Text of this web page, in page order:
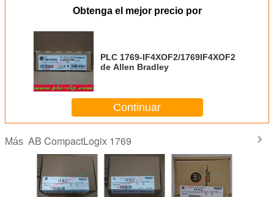
Obtenga el mejor precio por
PLC 1769-IF4XOF2/1769IF4XOF2
de Allen Bradley
Continuar
Más AB CompactLogix 1769